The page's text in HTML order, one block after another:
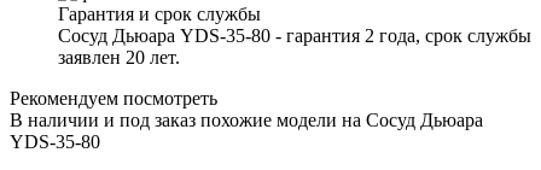
Гарантия и срок службы
Сосуд Дьюара YDS-35-80 - гарантия 2 года, срок службы
заявлен 20 лет.
Рекомендуем посмотреть
В наличии и под заказ похожие модели на Сосуд Дьюара
YDS-35-80